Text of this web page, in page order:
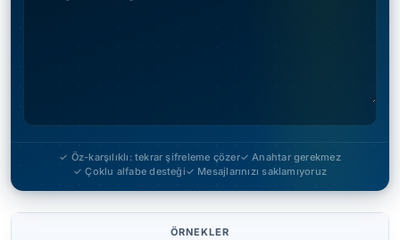
✓ Öz-karşılıklı: tekrar şifreleme çözer✓ Anahtar gerekmez
✓ Çoklu alfabe desteği✓ Mesajlarınızı saklamıyoruz
ÖRNEKLER